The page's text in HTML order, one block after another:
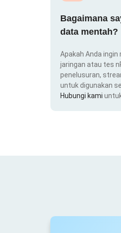
Bagaimana
data mentah?
Apakah Anda
jaringan atau tes
penelusuran,
untuk digunakan
Hubungi kami